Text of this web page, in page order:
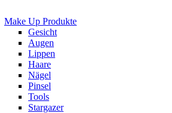
Make Up Produkte
Gesicht
Augen
Lippen
Haare
Nägel
Pinsel
Tools
Stargazer